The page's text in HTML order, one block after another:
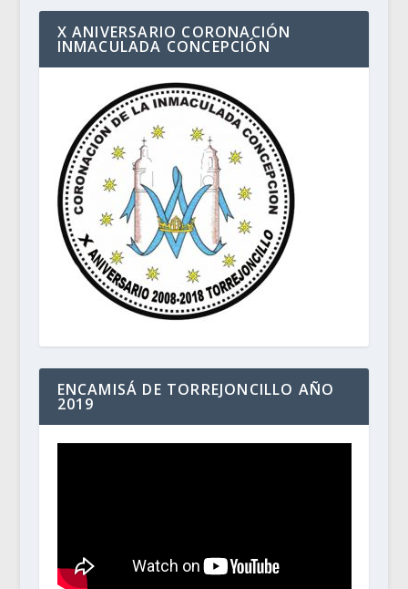
X ANIVERSARIO CORONACIÓN
INMACULADA CONCEPCIÓN
ENCAMISÁ DE TORREJONCILLO AÑO
2019